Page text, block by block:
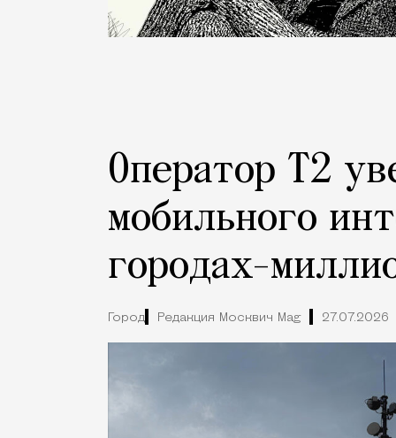
Оператор Т2
мобильного
городах-
Город Редакция Москвич Mag 27.07.2026